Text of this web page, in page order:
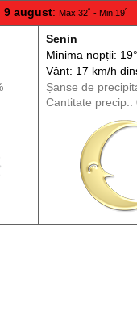
9 august: Max:32˚ - Min:19˚
Senin
Minima nopții: 19°
Vânt: 17 km/h din
Șanse de precip
Cantitate precip.: